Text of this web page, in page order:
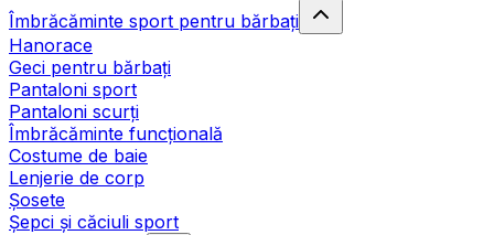
Îmbrăcăminte sport pentru bărbați
Hanorace
Geci pentru bărbați
Pantaloni sport
Pantaloni scurți
Îmbrăcăminte funcțională
Costume de baie
Lenjerie de corp
Șosete
Șepci și căciuli sport